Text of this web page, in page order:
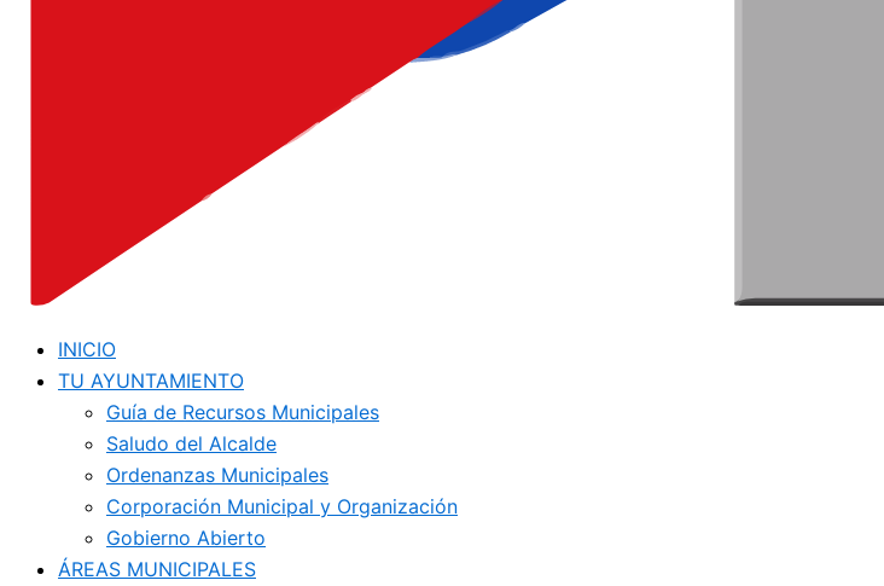
INICIO
TU AYUNTAMIENTO
Guía de Recursos Municipales
Saludo del Alcalde
Ordenanzas Municipales
Corporación Municipal y Organización
Gobierno Abierto
ÁREAS MUNICIPALES